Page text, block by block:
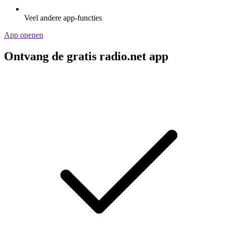
Veel andere app-functies
App openen
Ontvang de gratis radio.net app